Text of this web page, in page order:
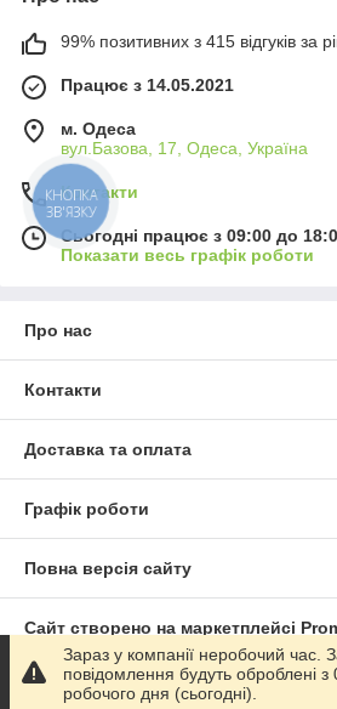
99% позитивних з 415 відгуків за
Працює з 14.05.2021
м. Одеса
вул.Базова, 17, Одеса, Україна
Контакти
Сьогодні працює з 09:00 до
Показати весь графік роботи
Про нас
Контакти
Доставка та оплата
Графік роботи
Повна версія сайту
Сайт створено на маркетплейсі
Політика конфіденційності
Зараз у компанії неробочий час.
повідомлення будуть оброблені
робочого дня (сьогодні).
КНОПКА
ЗВ'ЯЗКУ